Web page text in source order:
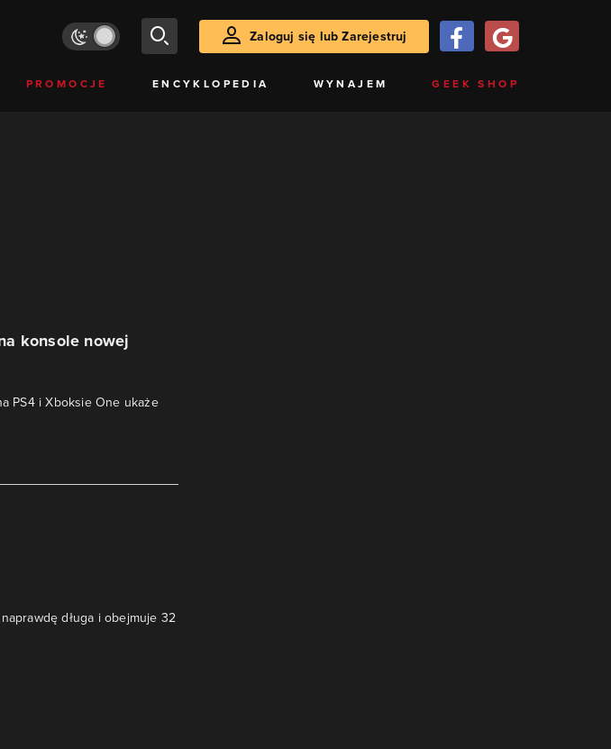
Zaloguj się lub Zarejestruj
PROMOCJE ENCYKLOPEDIA WYNAJEM GEEK SHOP
konsole nowej
PS4 i Xboksie One ukaże
długa i obejmuje 32